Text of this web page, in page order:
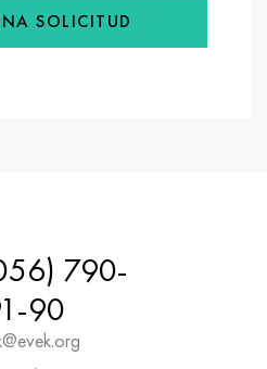
SOLICITUD
790-
90